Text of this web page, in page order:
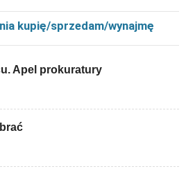
kupię/sprzedam/wynajmę
Apel prokuratury